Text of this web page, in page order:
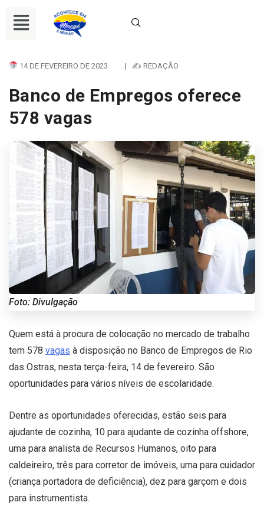
14 DE FEVEREIRO DE 2023 | ✍ REDAÇÃO
Banco de Empregos oferece
578 vagas
Foto: Divulgação
Quem está à procura de colocação no mercado de trabalho
tem 578 vagas à disposição no Banco de Empregos de Rio
das Ostras, nesta terça-feira, 14 de fevereiro. São
oportunidades para vários níveis de escolaridade.
Dentre as oportunidades oferecidas, estão seis para
ajudante de cozinha, 10 para ajudante de cozinha offshore,
uma para analista de Recursos Humanos, oito para
caldeireiro, três para corretor de imóveis, uma para cuidador
(criança portadora de deficiência), dez para garçom e dois
para instrumentista.